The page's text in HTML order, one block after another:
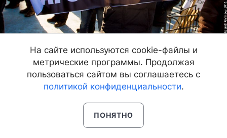
07.02.15, 23:32 17424
На сайте используются cookie-файлы и
метрические программы. Продолжая
пользоваться сайтом вы соглашаетесь с
политикой конфиденциальности.
ПОНЯТНО